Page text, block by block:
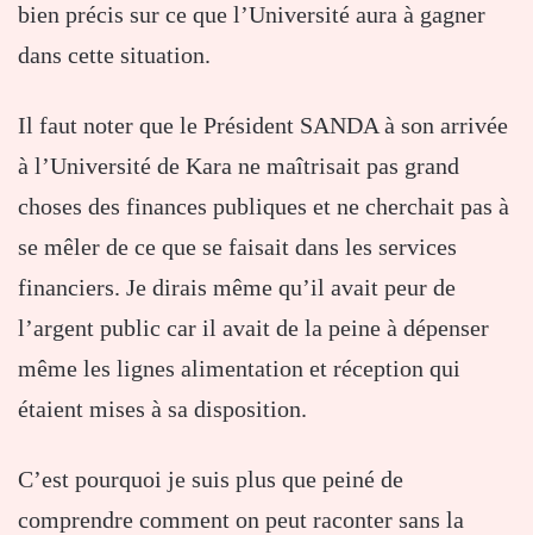
bien précis sur ce que l’Université aura à gagner
dans cette situation.
Il faut noter que le Président SANDA à son arrivée
à l’Université de Kara ne maîtrisait pas grand
choses des finances publiques et ne cherchait pas à
se mêler de ce que se faisait dans les services
financiers. Je dirais même qu’il avait peur de
l’argent public car il avait de la peine à dépenser
même les lignes alimentation et réception qui
étaient mises à sa disposition.
C’est pourquoi je suis plus que peiné de
comprendre comment on peut raconter sans la